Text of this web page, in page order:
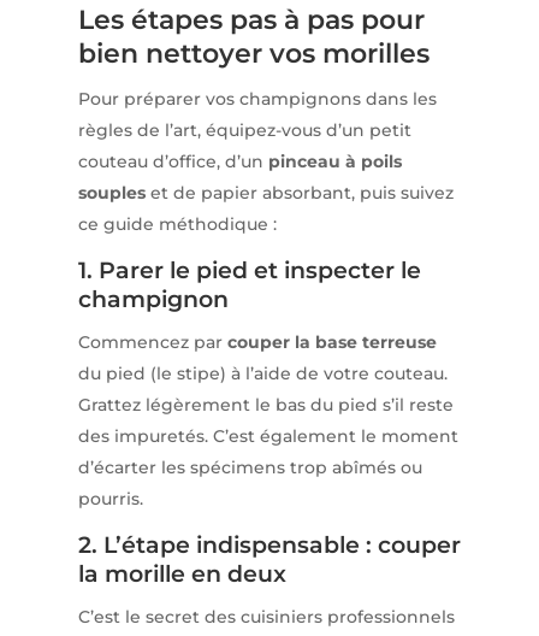
Les étapes pas à pas pour
bien nettoyer vos morilles
Pour préparer vos champignons dans les
règles de l’art, équipez-vous d’un petit
couteau d’office, d’un pinceau à poils
soupleset de papier absorbant, puis suivez
ce guide méthodique :
1. Parer le pied et inspecter le
champignon
Commencez par couper la base terreuse
du pied (le stipe) à l’aide de votre couteau.
Grattez légèrement le bas du pied s’il reste
des impuretés. C’est également le moment
d’écarter les spécimens trop abîmés ou
pourris.
2. L’étape indispensable : couper
la morille en deux
C’est le secret des cuisiniers professionnels